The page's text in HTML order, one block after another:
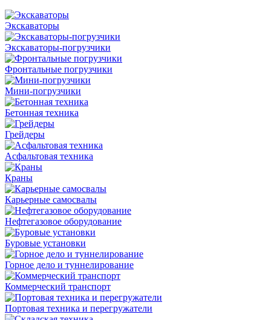
Экскаваторы
Экскаваторы-погрузчики
Фронтальные погрузчики
Мини-погрузчики
Бетонная техника
Грейдеры
Асфальтовая техника
Краны
Карьерные самосвалы
Нефтегазовое оборудование
Буровые установки
Горное дело и туннелирование
Коммерческий транспорт
Портовая техника и перегружатели